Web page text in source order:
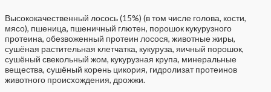
Высококачественный лосось (15%) (в том числе голова, кости,
мясо), пшеница, пшеничный глютен, порошок кукурузного
протеина, обезвоженный протеин лосося, животные жиры,
сушёная растительная клетчатка, кукуруза, яичный порошок,
сушёный свекольный жом, кукурузная крупа, минеральные
вещества, сушёный корень цикория, гидролизат протеинов
животного происхождения, дрожжи.